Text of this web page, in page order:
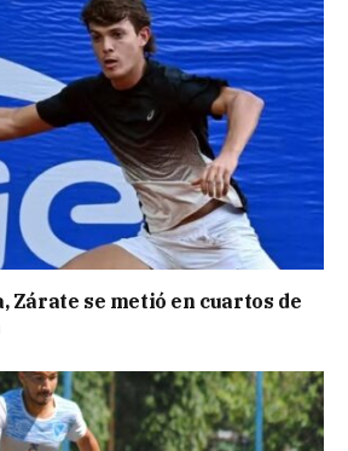
Zárate se metió en cuartos de